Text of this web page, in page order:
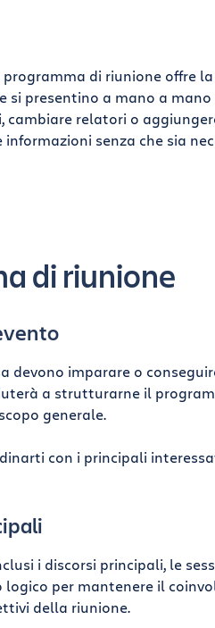
di riunione offre
presentino a mano a mano
cambiare relatori o
senza che sia
di riunione
devono imparare o
a strutturarne il
generale.
con i principali
i discorsi principali, le
per mantenere il
della riunione.